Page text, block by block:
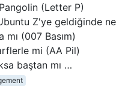
(Letter P)
Z'ye geldiğinde ne
(007 Basım)
mi (AA Pil)
baştan mı …